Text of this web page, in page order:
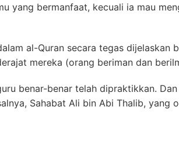
yang bermanfaat, kecuali ia mau
al-Quran secara tegas dijelaskan
mereka (orang beriman dan
benar-benar telah dipraktikkan.
Sahabat Ali bin Abi Thalib, yang